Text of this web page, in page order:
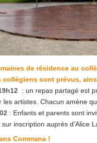
de résidence au
collégiens sont prévus,
: un repas partagé est
les artistes. Chacun amène
: Enfants et parents sont
inscription auprès d’Alice
Commana !